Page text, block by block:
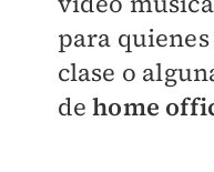
para
clase o
dehome